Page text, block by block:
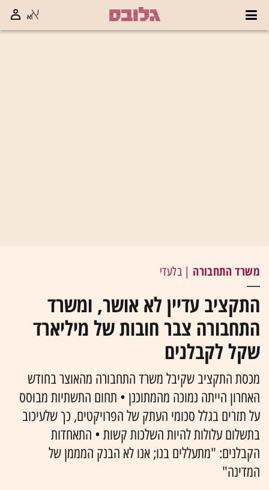
משרד התחבורה | בלעדי
התקציב עדיין לא אושר, ומשרד
התחבורה צבר חובות של מיליארד
שקל לקבלנים
מכסת התקציב שקיבל משרד התחבורה מהאוצר בחודש
האחרון הייתה נמוכה מהמתוכנן • תחום התשתיות מבוסס
על תזרים בגלל סכומי העתק של הפרויקטים, כך שלעיכוב
בתשלום עלולות להיות השלכות קשות • התאחדות
הקבלנים: "מתעללים בנו; אנו לא הבנק המממן של
המדינה"